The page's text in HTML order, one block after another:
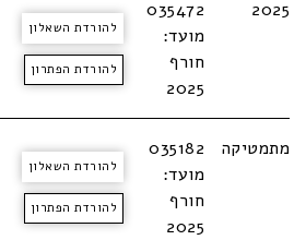
2025
035472
מועד:
חורף
2025
להורדת השאלון
להורדת הפתרון
מתמטיקה
035182
מועד:
חורף
2025
להורדת השאלון
להורדת הפתרון